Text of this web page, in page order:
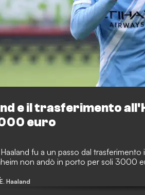
e il trasferimento
euro
fu a un passo dal
non andò in porto per soli 3000
E. Haaland